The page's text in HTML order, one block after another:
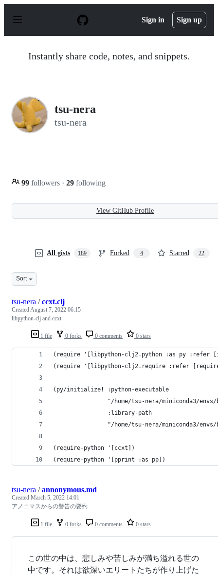
p
Sign in Sign up
Instantly share code, notes, and snippets.
tsu-nera
tsu-nera
99 followers · 29 following
View GitHub Profile
All gists 189 Forked 4 Starred 22
Sort
1 file 0 forks 0 comments 0 stars
tsu-nera /ccxt.clj
CreatedAugust 7, 2022 06:15
libpython-clj and ccxt
(require '[libpython-clj2.python :as py :refer
(require '[libpython-clj2.require :refer
(py/initialize! :python-executable
"/home/tsu-nera/miniconda3/
                :library-path
"/home/tsu-nera/miniconda3/
(require-python '[ccxt])
(require-python '[pprint :as pp])
1 file 0 forks 0 comments 0 stars
tsu-nera /annonymous.md
Created March 5, 2022 14:01
アノニマスからの警告の要約
この世の中は、悲しみや苦しみが満ち溢れる世の
中です。それは欲深いエリートたちが作り上げた